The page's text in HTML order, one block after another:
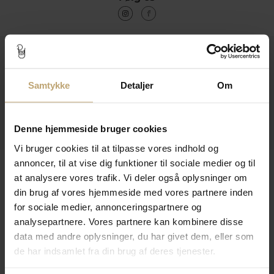
Samtykke Detaljer Om
Denne hjemmeside bruger cookies
Vi bruger cookies til at tilpasse vores indhold og
annoncer, til at vise dig funktioner til sociale medier og til
at analysere vores trafik. Vi deler også oplysninger om
din brug af vores hjemmeside med vores partnere inden
for sociale medier, annonceringspartnere og
analysepartnere. Vores partnere kan kombinere disse
data med andre oplysninger, du har givet dem, eller som
de har indsamlet fra din brug af deres tjenester.
Kontakt
Åbningstider I Butikken
Information
Praktiske Sider
Leveringsmuligheder
Betalingsmuligheder